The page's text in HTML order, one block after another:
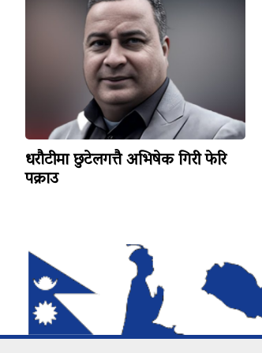
धरौटीमा छुटेलगत्तै अभिषेक गिरी फेरि
पक्राउ